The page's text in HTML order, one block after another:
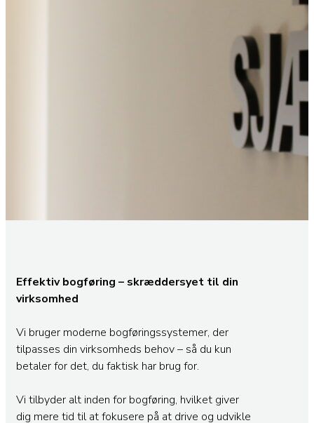
Effektiv bogføring – skræddersyet til din
virksomhed
Vi bruger moderne bogføringssystemer, der
tilpasses din virksomheds behov – så du kun
betaler for det, du faktisk har brug for.
Vi tilbyder alt inden for bogføring, hvilket giver
dig mere tid til at fokusere på at drive og udvikle